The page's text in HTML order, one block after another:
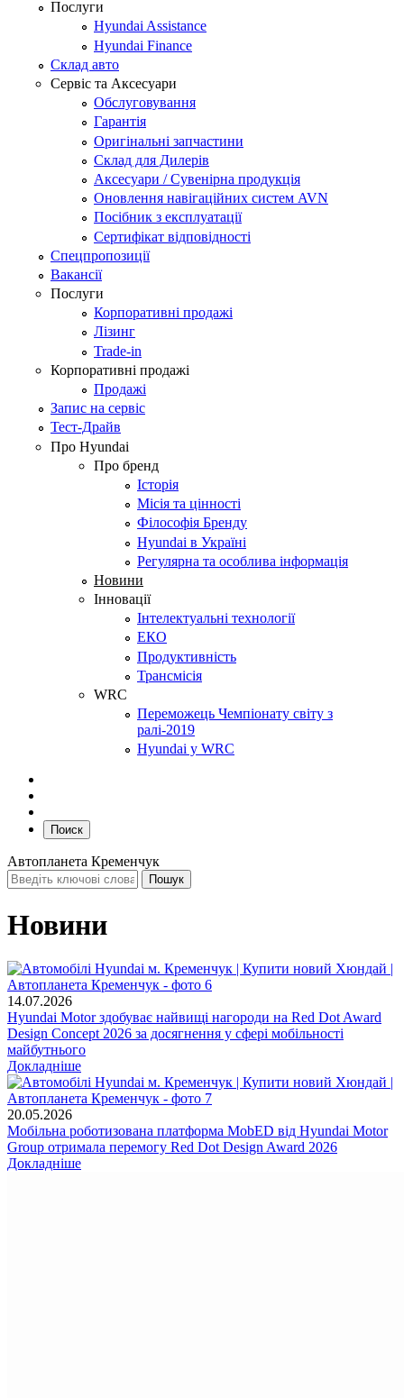
Послуги
Hyundai Assistance
Hyundai Finance
Склад авто
Сервіс та Аксесуари
Обслуговування
Гарантія
Оригінальні запчастини
Склад для Дилерів
Аксесуари / Сувенірна продукція
Оновлення навігаційних систем AVN
Посібник з експлуатації
Сертифікат відповідності
Спецпропозиції
Вакансії
Послуги
Корпоративні продажі
Лізинг
Trade-in
Корпоративні продажі
Продажі
Запис на сервіс
Тест-Драйв
Про Hyundai
Про бренд
Історія
Місія та цінності
Філософія Бренду
Hyundai в Україні
Регулярна та особлива інформація
Новини
Інновації
Інтелектуальні технології
ЕКО
Продуктивність
Трансмісія
WRC
Переможець Чемпіонату світу з
ралі-2019
Hyundai у WRC
Поиск
Автопланета Кременчук
Новини
14.07.2026
Hyundai Motor здобуває найвищі нагороди на Red Dot Award
Design Concept 2026 за досягнення у сфері мобільності
майбутнього
Докладніше
20.05.2026
Мобільна роботизована платформа MobED від Hyundai Motor
Group отримала перемогу Red Dot Design Award 2026
Докладніше